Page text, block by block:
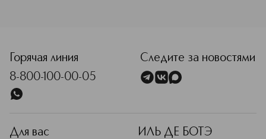
Горячая линия
8-800-100-00-05
Следите за новостями
Для вас ИЛЬ ДЕ БОТЭ